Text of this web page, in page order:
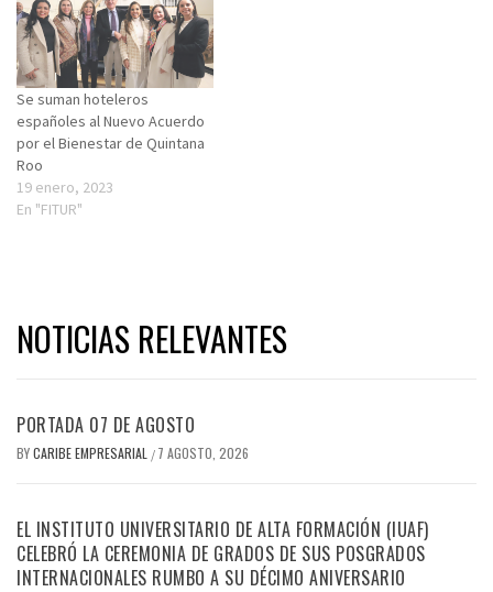
Se suman hoteleros
españoles al Nuevo Acuerdo
por el Bienestar de Quintana
Roo
19 enero, 2023
En "FITUR"
NOTICIAS RELEVANTES
PORTADA 07 DE AGOSTO
BYCARIBE EMPRESARIAL / 7 AGOSTO, 2026
EL INSTITUTO UNIVERSITARIO DE ALTA FORMACIÓN (IUAF)
CELEBRÓ LA CEREMONIA DE GRADOS DE SUS POSGRADOS
INTERNACIONALES RUMBO A SU DÉCIMO ANIVERSARIO